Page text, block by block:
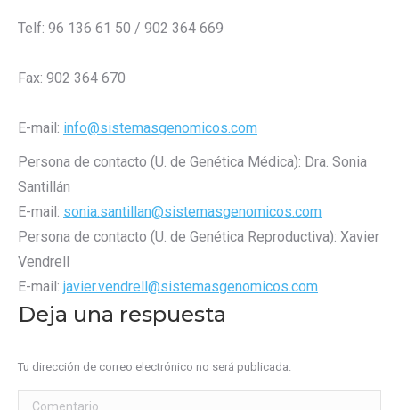
Telf: 96 136 61 50 / 902 364 669
Fax: 902 364 670
E-mail: info@sistemasgenomicos.com
Persona de contacto (U. de Genética Médica): Dra. Sonia
Santillán
E-mail: sonia.santillan@sistemasgenomicos.com
Persona de contacto (U. de Genética Reproductiva): Xavier
Vendrell
E-mail: javier.vendrell@sistemasgenomicos.com
Deja una respuesta
Tu dirección de correo electrónico no será publicada.
Comentario